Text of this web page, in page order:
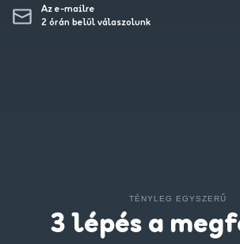
Az e-mailre
2 órán belül válaszolunk
TÉNYLEG EGYSZERŰ
3 lépés a